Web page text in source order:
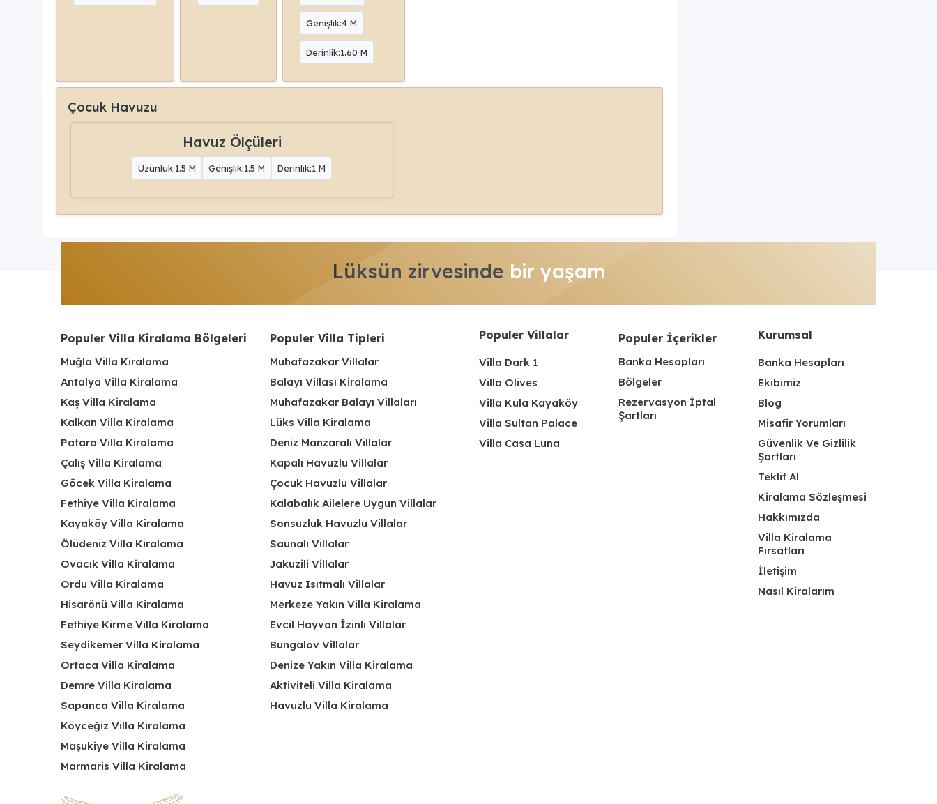
Genişlik:4 M
Derinlik:1.60 M
Çocuk Havuzu
Havuz Ölçüleri
Uzunluk:1.5 M Genişlik:1.5 M Derinlik:1 M
Lüksün zirvesinde bir yaşam
Populer Villa Kiralama Bölgeleri
Muğla Villa Kiralama
Antalya Villa Kiralama
Kaş Villa Kiralama
Kalkan Villa Kiralama
Patara Villa Kiralama
Çalış Villa Kiralama
Göcek Villa Kiralama
Fethiye Villa Kiralama
Kayaköy Villa Kiralama
Ölüdeniz Villa Kiralama
Ovacık Villa Kiralama
Ordu Villa Kiralama
Hisarönü Villa Kiralama
Fethiye Kirme Villa Kiralama
Seydikemer Villa Kiralama
Ortaca Villa Kiralama
Demre Villa Kiralama
Sapanca Villa Kiralama
Köyceğiz Villa Kiralama
Maşukiye Villa Kiralama
Marmaris Villa Kiralama
Populer Villa Tipleri
Muhafazakar Villalar
Balayı Villası Kiralama
Muhafazakar Balayı Villaları
Lüks Villa Kiralama
Deniz Manzaralı Villalar
Kapalı Havuzlu Villalar
Çocuk Havuzlu Villalar
Kalabalık Ailelere Uygun Villalar
Sonsuzluk Havuzlu Villalar
Saunalı Villalar
Jakuzili Villalar
Havuz Isıtmalı Villalar
Merkeze Yakın Villa Kiralama
Evcil Hayvan İzinli Villalar
Bungalov Villalar
Denize Yakın Villa Kiralama
Aktiviteli Villa Kiralama
Havuzlu Villa Kiralama
Populer Villalar
Villa Dark 1
Villa Olives
Villa Kula Kayaköy
Villa Sultan Palace
Villa Casa Luna
Populer İçerikler
Banka Hesapları
Bölgeler
Rezervasyon İptal
Şartları
Kurumsal
Banka Hesapları
Ekibimiz
Blog
Misafir Yorumları
Güvenlik Ve Gizlilik
Şartları
Teklif Al
Kiralama Sözleşmesi
Hakkımızda
Villa Kiralama
Fırsatları
İletişim
Nasıl Kiralarım